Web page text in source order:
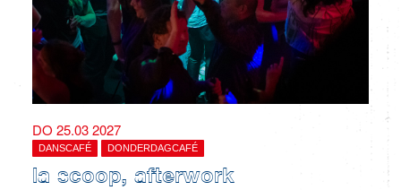
DO 25.03 2027
DANSCAFÉ DONDERDAGCAFÉ
la scoop, afterwork